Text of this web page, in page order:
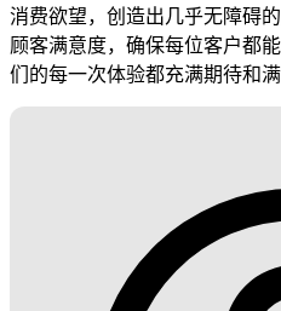
消费欲望，创造出几乎无障碍
顾客满意度，确保每位客户都
们的每一次体验都充满期待和满